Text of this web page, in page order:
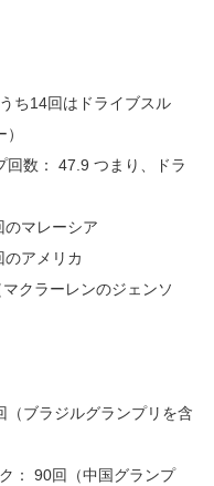
ち14回はドライブスル
回数： 47.9 つまり、ドラ
のマレーシア
のアメリカ
クラーレンのジェンソ
（ブラジルグランプリを含
： 90回（中国グランプ